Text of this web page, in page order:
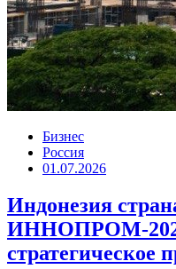
Бизнес
Россия
01.07.2026
Индонезия
ИННОПРОМ-
стратегическое